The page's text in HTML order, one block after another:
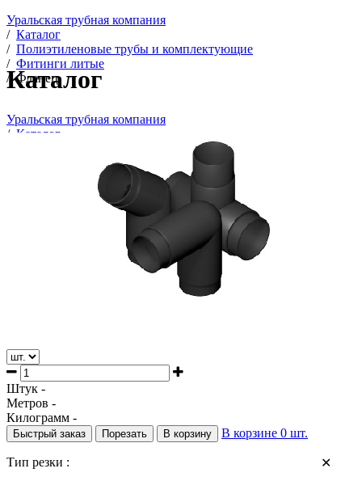
Уральская трубная компания
/ Каталог
/ Полиэтиленовые трубы и комплектующие
/ Фитинги литые
/ Фланец
Каталог
Уральская трубная компания
/ Каталог
Полиэтиленовые трубы и комплектующие
Штук -
Метров -
Килограмм -
Быстрый заказ Порезать В корзину В корзине 0 шт.
✕
Тип резки :